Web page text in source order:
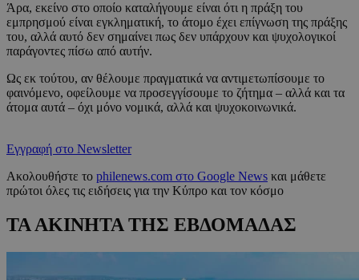
Άρα, εκείνο στο οποίο καταλήγουμε είναι ότι η πράξη του
εμπρησμού είναι εγκληματική, το άτομο έχει επίγνωση της πράξης
του, αλλά αυτό δεν σημαίνει πως δεν υπάρχουν και ψυχολογικοί
παράγοντες πίσω από αυτήν.
Ως εκ τούτου, αν θέλουμε πραγματικά να αντιμετωπίσουμε το
φαινόμενο, οφείλουμε να προσεγγίσουμε το ζήτημα – αλλά και τα
άτομα αυτά – όχι μόνο νομικά, αλλά και ψυχοκοινωνικά.
Εγγραφή στο Newsletter
Ακολουθήστε το philenews.com στο Google News και μάθετε
πρώτοι όλες τις ειδήσεις για την Κύπρο και τον κόσμο
ΤΑ ΑΚΙΝΗΤΑ ΤΗΣ ΕΒΔΟΜΑΔΑΣ